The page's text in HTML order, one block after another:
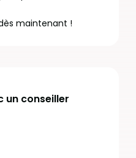
maintenant !
un conseiller